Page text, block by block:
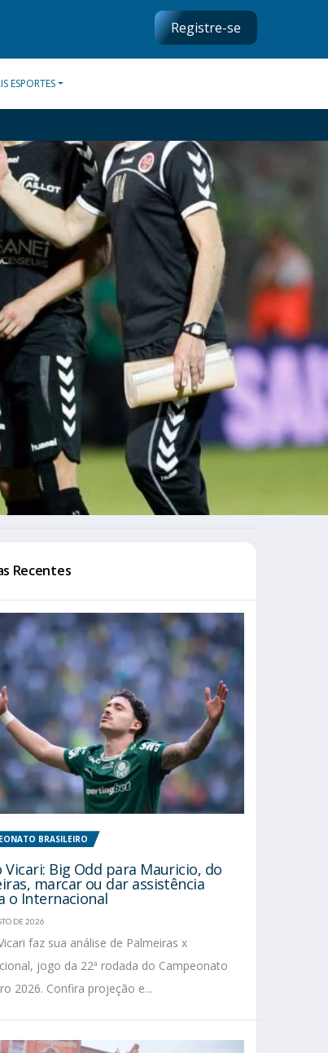
Registre-se
ESPORTES
Recentes
BRASILEIRO
Vicari: Big Odd para Mauricio, do
marcar ou dar assistência
o Internacional
DE 2026
faz sua análise de Palmeiras x
jogo da 22ª rodada do Campeonato
2026. Confira projeção e...